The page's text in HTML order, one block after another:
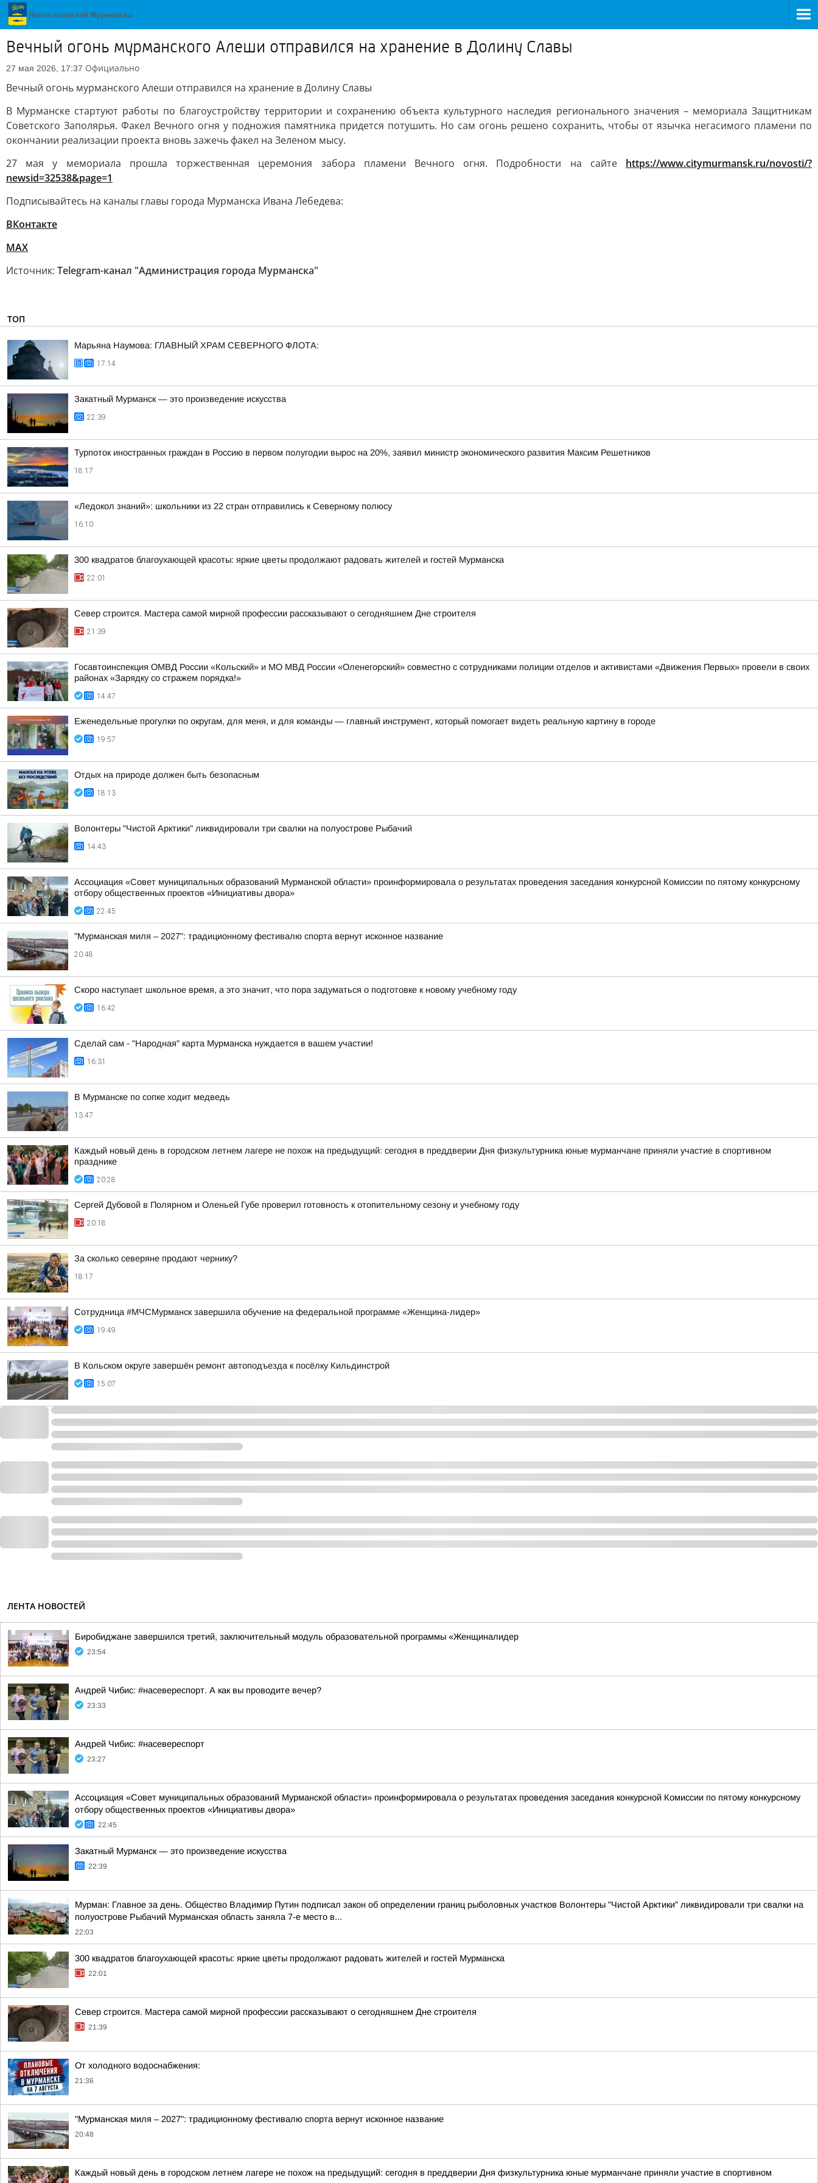
Вечный огонь мурманского Алеши отправился на хранение в Долину Славы
27 мая 2026, 17:37 Официально
Вечный огонь мурманского Алеши отправился на хранение в Долину Славы
В Мурманске стартуют работы по благоустройству территории и сохранению объекта культурного наследия регионального значения – мемориала Защитникам
Советского Заполярья. Факел Вечного огня у подножия памятника придется потушить. Но сам огонь решено сохранить, чтобы от язычка негасимого пламени по
окончании реализации проекта вновь зажечь факел на Зеленом мысу.
27 мая у мемориала прошла торжественная церемония забора пламени Вечного огня. Подробности на сайте https://www.citymurmansk.ru/novosti/?
newsid=32538&page=1
Подписывайтесь на каналы главы города Мурманска Ивана Лебедева:
ВКонтакте
MAX
Источник: Telegram-канал "Администрация города Мурманска"
ТОП
Марьяна Наумова: ГЛАВНЫЙ ХРАМ СЕВЕРНОГО ФЛОТА:
17:14
Закатный Мурманск — это произведение искусства
22:39
Турпоток иностранных граждан в Россию в первом полугодии вырос на 20%, заявил министр экономического развития Максим Решетников
18:17
«Ледокол знаний»: школьники из 22 стран отправились к Северному полюсу
16:10
300 квадратов благоухающей красоты: яркие цветы продолжают радовать жителей и гостей Мурманска
22:01
Север строится. Мастера самой мирной профессии рассказывают о сегодняшнем Дне строителя
21:39
Госавтоинспекция ОМВД России «Кольский» и МО МВД России «Оленегорский» совместно с сотрудниками полиции отделов и активистами «Движения Первых» провели в своих
районах «Зарядку со стражем порядка!»
14:47
Еженедельные прогулки по округам, для меня, и для команды — главный инструмент, который помогает видеть реальную картину в городе
19:57
Отдых на природе должен быть безопасным
18:13
Волонтеры "Чистой Арктики" ликвидировали три свалки на полуострове Рыбачий
14:43
Ассоциация «Совет муниципальных образований Мурманской области» проинформировала о результатах проведения заседания конкурсной Комиссии по пятому конкурсному
отбору общественных проектов «Инициативы двора»
22:45
"Мурманская миля – 2027": традиционному фестивалю спорта вернут исконное название
20:48
Скоро наступает школьное время, а это значит, что пора задуматься о подготовке к новому учебному году
16:42
Сделай сам - "Народная" карта Мурманска нуждается в вашем участии!
16:31
В Мурманске по сопке ходит медведь
13:47
Каждый новый день в городском летнем лагере не похож на предыдущий: сегодня в преддверии Дня физкультурника юные мурманчане приняли участие в спортивном
празднике
20:28
Сергей Дубовой в Полярном и Оленьей Губе проверил готовность к отопительному сезону и учебному году
20:18
За сколько северяне продают чернику?
18:17
Сотрудница #МЧСМурманск завершила обучение на федеральной программе «Женщина-лидер»
19:49
В Кольском округе завершён ремонт автоподъезда к посёлку Кильдинстрой
15:07
ЛЕНТА НОВОСТЕЙ
Биробиджане завершился третий, заключительный модуль образовательной программы «Женщиналидер
23:54
Андрей Чибис: #насевереспорт. А как вы проводите вечер?
23:33
Андрей Чибис: #насевереспорт
23:27
Ассоциация «Совет муниципальных образований Мурманской области» проинформировала о результатах проведения заседания конкурсной Комиссии по пятому конкурсному
отбору общественных проектов «Инициативы двора»
22:45
Закатный Мурманск — это произведение искусства
22:39
Мурман: Главное за день. Общество Владимир Путин подписал закон об определении границ рыболовных участков Волонтеры "Чистой Арктики" ликвидировали три свалки на
полуострове Рыбачий Мурманская область заняла 7-е место в...
22:03
300 квадратов благоухающей красоты: яркие цветы продолжают радовать жителей и гостей Мурманска
22:01
Север строится. Мастера самой мирной профессии рассказывают о сегодняшнем Дне строителя
21:39
От холодного водоснабжения:
21:36
"Мурманская миля – 2027": традиционному фестивалю спорта вернут исконное название
20:48
Каждый новый день в городском летнем лагере не похож на предыдущий: сегодня в преддверии Дня физкультурника юные мурманчане приняли участие в спортивном